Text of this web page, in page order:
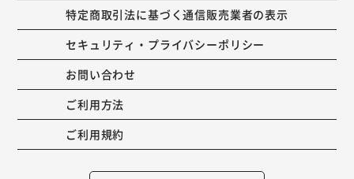
特定商取引法に基づく通信販売業者の表示
セキュリティ・プライバシーポリシー
お問い合わせ
ご利用方法
ご利用規約